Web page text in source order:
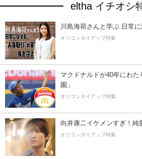
eltha イチオシ
川島海荷さんと学ぶ 日常
オリコンタイアップ特集
マクドナルドが40年にわ
園」
オリコンタイアップ特集
向井康二イケメンすぎ！純
オリコンタイアップ特集